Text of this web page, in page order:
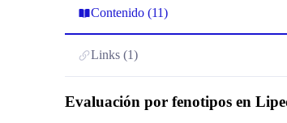
Contenido (11)
Links (1)
Evaluación por fenotipos en